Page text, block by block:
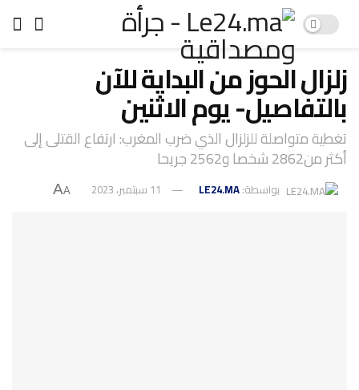
زلزال الحوز من البداية للآن
بالتفاصيل- يوم الاثنين
تغطية متواصلة للزلزال الذي ضرب المغرب: ارتفاع القتلى إلى
أكثر من2862 شخصا و2562 جريحا
بواسطة:LE24.MA 11 سبتمبر، 2023 A
A